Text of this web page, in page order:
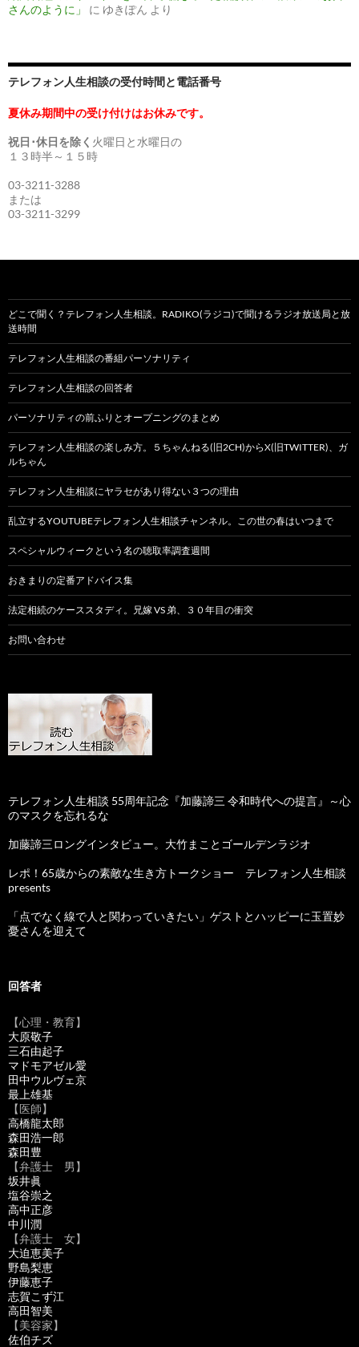
さんのように」
に ゆきぽん より
テレフォン人生相談の受付時間と電話番号
夏休み期間中の受け付けはお休みです。
祝日･休日を除く 火曜日と水曜日の
１３時半～１５時
03-3211-3288
または
03-3211-3299
どこで聞く？テレフォン人生相談。RADIKO(ラジコ)で聞けるラジオ放送局と放
送時間
テレフォン人生相談の番組パーソナリティ
テレフォン人生相談の回答者
パーソナリティの前ふりとオープニングのまとめ
テレフォン人生相談の楽しみ方。５ちゃんねる(旧2CH)からX(旧TWITTER)、ガ
ルちゃん
テレフォン人生相談にヤラセがあり得ない３つの理由
乱立するYOUTUBEテレフォン人生相談チャンネル。この世の春はいつまで
スペシャルウィークという名の聴取率調査週間
おきまりの定番アドバイス集
法定相続のケーススタディ。兄嫁 VS 弟、３０年目の衝突
お問い合わせ
テレフォン人生相談 55周年記念『加藤諦三 令和時代への提言』～心
のマスクを忘れるな
加藤諦三ロングインタビュー。大竹まことゴールデンラジオ
レポ！65歳からの素敵な生き方トークショー テレフォン人生相談
presents
「点でなく線で人と関わっていきたい」ゲストとハッピーに玉置妙
憂さんを迎えて
回答者
【心理・教育】
大原敬子
三石由起子
マドモアゼル愛
田中ウルヴェ京
最上雄基
【医師】
高橋龍太郎
森田浩一郎
森田豊
【弁護士 男】
坂井眞
塩谷崇之
高中正彦
中川潤
【弁護士 女】
大迫恵美子
野島梨恵
伊藤恵子
志賀こず江
高田智美
【美容家】
佐伯チズ